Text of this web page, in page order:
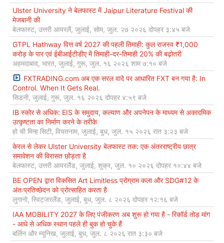
Ulster University ने बेलफास्ट में Jaipur Literature Festival की
मेजबानी की
बेलफास्ट, उत्तरी आयरलैं, जुलाई, सोम, जुल. २७ २०२६ दोपहर ३:४५ बजे
GTPL Hathway वित्त वर्ष 2027 की पहली तिमाही: कुल राजस्व ₹1,000
करोड़ के पार एवं ईबीआईटीडीए में तिमाही-दर-तिमाही 20% की बढ़ोतरी
अहमदाबाद, भारत, जुलाई, गुरू, जुल. १६ २०२६ शाम ७:१० बजे
FXTRADING.com अब एक सरल वादे पर आधारित FXT बन गया है: In
Control. When It Gets Real.
सिडनी, जुलाई, गुरू, जुल. १६ २०२६ दोपहर ४:५९ बजे
IB स्कोर से अधिक: EIS के समुदाय, कल्याण और अपनेपन के माध्यम से अकादमिक
उत्कृष्टता का निर्माण करने के तरीके
हो ची मिन्ह सिटी, वियतनाम, जुलाई, बुध, जुल. १५ २०२६ रात ३:२३ बजे
केरल से लेकर Ulster University बेलफास्ट तक: एक अंतरराष्ट्रीय छात्र
समावेशन की विरासत छोड़ता है
बेलफास्ट, उत्तरी आयरलैंड, जुलाई, शुक्र, जुल. १० २०२६ दोपहर १०:४४ बजे
BE OPEN द्वारा विकसित Art Limitless प्रोग्राम कला और SDG#12 के
अंतःप्रतिच्छेदन को प्रोत्साहित करता है
लुगानो, स्विट्जरलैंड, जुलाई, बुध, जुल. ८ २०२६ दोपहर १२:१६ बजे
IAA MOBILITY 2027 के लिए पंजीकरण अब शुरू हो गया है - रिकॉर्ड तोड़ मांग
- आधे से अधिक स्थान पहले ही बुक हो चुके हैं
बर्लिन और म्यूनिख, जुलाई, बुध, जुल. ८ २०२६ रात ३:३० बजे